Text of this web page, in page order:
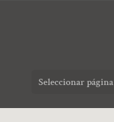
Seleccionar página